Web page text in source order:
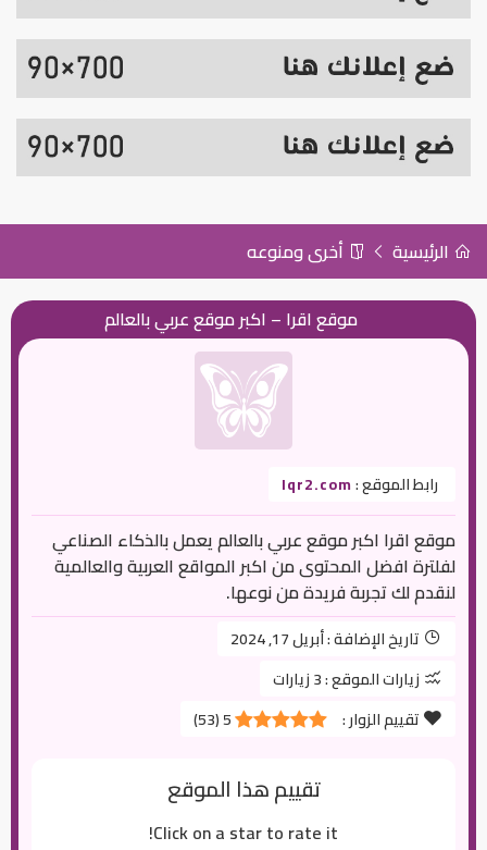
الرئيسية أخرى ومنوعه
موقع اقرا – اكبر موقع عربي بالعالم
رابط الموقع :Iqr2.com
موقع اقرا اكبر موقع عربي بالعالم يعمل بالذكاء الصناعي
لفلترة افضل المحتوى من اكبر المواقع العربية والعالمية
لنقدم لك تجربة فريدة من نوعها.
تاريخ الإضافة :أبريل 17, 2024
زيارات الموقع :3 زيارات
تقييم الزوار :
5
(
53
)
تقييم هذا الموقع
Click on a star to rate it!